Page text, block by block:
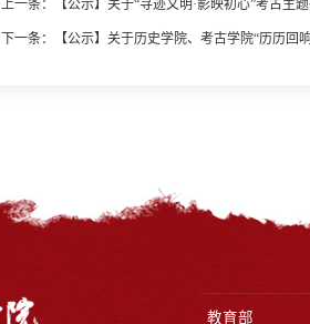
上一条： 【公示】关于“寻迹文明·影映初心”考古主
下一条： 【公示】关于历史学院、考古学院“历历回
教育部